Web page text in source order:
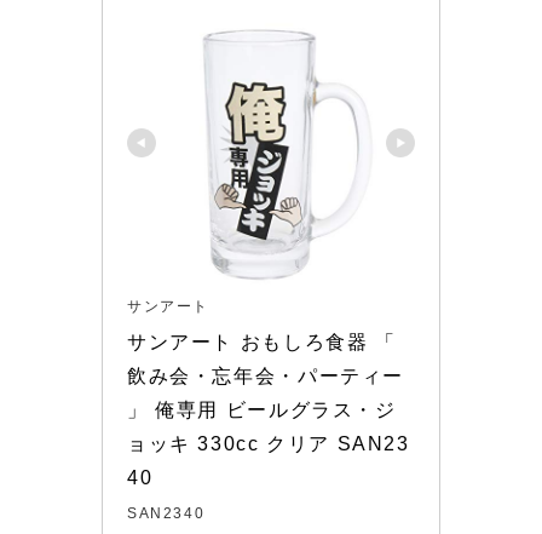
サンアート
サンアート おもしろ食器 「
飲み会・忘年会・パーティー
」 俺専用 ビールグラス・ジ
ョッキ 330cc クリア SAN23
40
SAN2340